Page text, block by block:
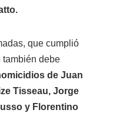
que cumplió
también debe
de Juan
Tisseau, Jorge
y Florentino